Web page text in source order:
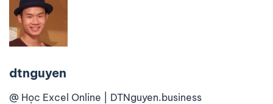
dtnguyen
@ Học Excel Online | DTNguyen.business